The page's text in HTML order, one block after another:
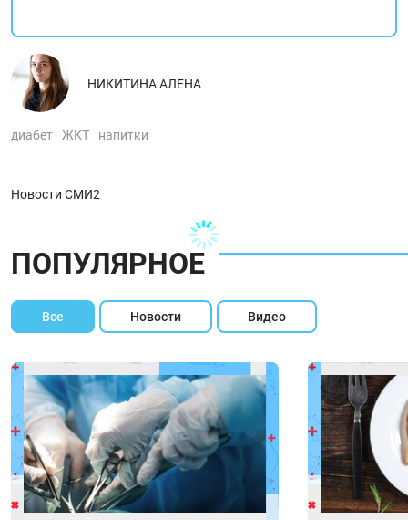
НИКИТИНА АЛЕНА
диабет ЖКТ напитки
Новости СМИ2
ПОПУЛЯРНОЕ
Все Новости Видео